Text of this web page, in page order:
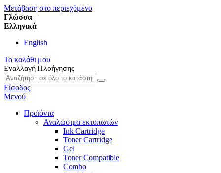
Μετάβαση στο περιεχόμενο
Γλώσσα
Eλληνικά
English
Το καλάθι μου
Εναλλαγή Πλοήγησης
Είσοδος
Μενού
Προϊόντα
Αναλώσιμα εκτυπωτών
Ink Cartridge
Toner Cartridge
Gel
Toner Compatible
Combo